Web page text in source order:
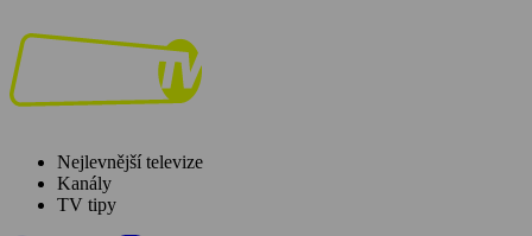
Nejlevnější televize
Kanály
TV tipy